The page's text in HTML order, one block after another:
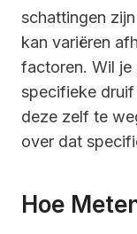
schattingen
kan variëren
factoren. Wil je
specifieke
deze zelf te
over dat
Hoe